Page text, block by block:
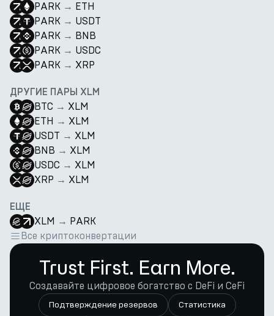
PARK → ETH
PARK → USDT
PARK → BNB
PARK → USDC
PARK → XRP
ДРУГИЕ ПАРЫ XLM
BTC → XLM
ETH → XLM
USDT → XLM
BNB → XLM
USDC → XLM
XRP → XLM
ЕЩЕ
XLM → PARK
Все криптоконвертации
Trust First. Earn More.
Создавайте цифровое богатство с DeFi и CeFi
Подтверждение резервов Статистика